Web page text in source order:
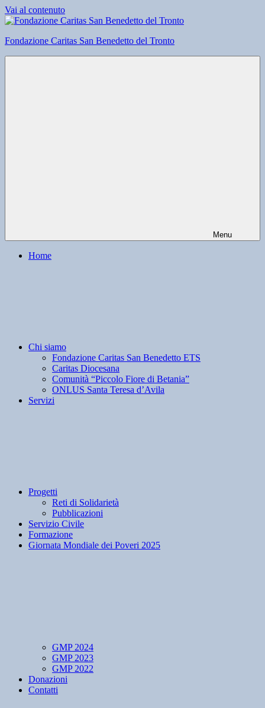
Vai al contenuto
Fondazione Caritas San Benedetto del Tronto
Menu
Home
Chi siamo
Fondazione Caritas San Benedetto ETS
Caritas Diocesana
Comunità “Piccolo Fiore di Betania”
ONLUS Santa Teresa d’Avila
Servizi
Progetti
Reti di Solidarietà
Pubblicazioni
Servizio Civile
Formazione
Giornata Mondiale dei Poveri 2025
GMP 2024
GMP 2023
GMP 2022
Donazioni
Contatti